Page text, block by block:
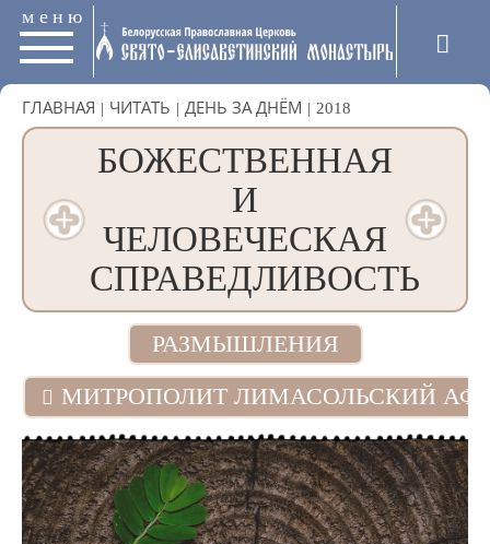
меню
ГЛАВНАЯ | ЧИТАТЬ | ДЕНЬ ЗА ДНЁМ | 2018
БОЖЕСТВЕННАЯ
И
ЧЕЛОВЕЧЕСКАЯ
СПРАВЕДЛИВОСТЬ
РАЗМЫШЛЕНИЯ
МИТРОПОЛИТ ЛИМАСОЛЬСКИЙ